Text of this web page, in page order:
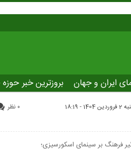
ایران و جهان بروزترین خبر
۰ نظر
فرهنگ بر سینمای اسکورسیزی؛